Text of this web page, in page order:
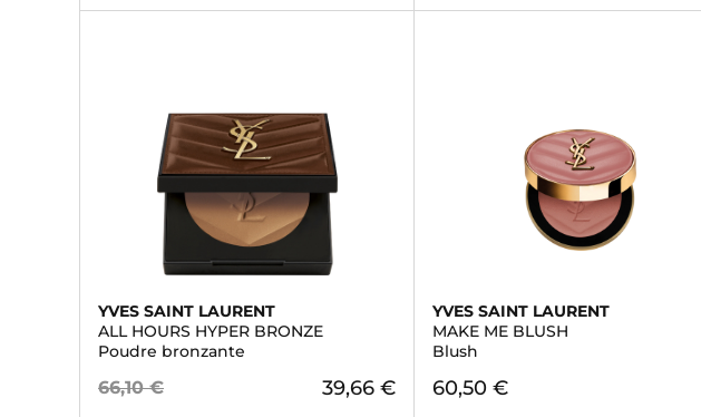
YVES SAINT LAURENT
ALL HOURS HYPER BRONZE
Poudre bronzante
66,10 € 39,66 €
YVES SAINT LAURENT
MAKE ME BLUSH
Blush
60,50 €